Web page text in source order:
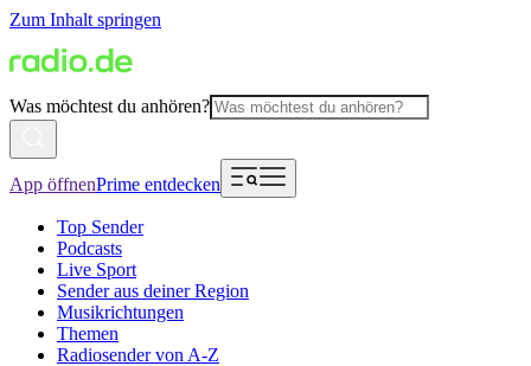
Zum Inhalt springen
Was möchtest du anhören?
App öffnenPrime entdecken
Top Sender
Podcasts
Live Sport
Sender aus deiner Region
Musikrichtungen
Themen
Radiosender von A-Z